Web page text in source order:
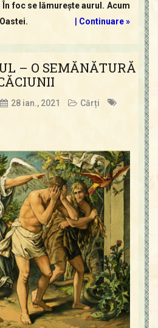
foc se lămureşte aurul. Acum
Continuare »
– O SEMĂNĂTURĂ
28 ian., 2021 Cărți